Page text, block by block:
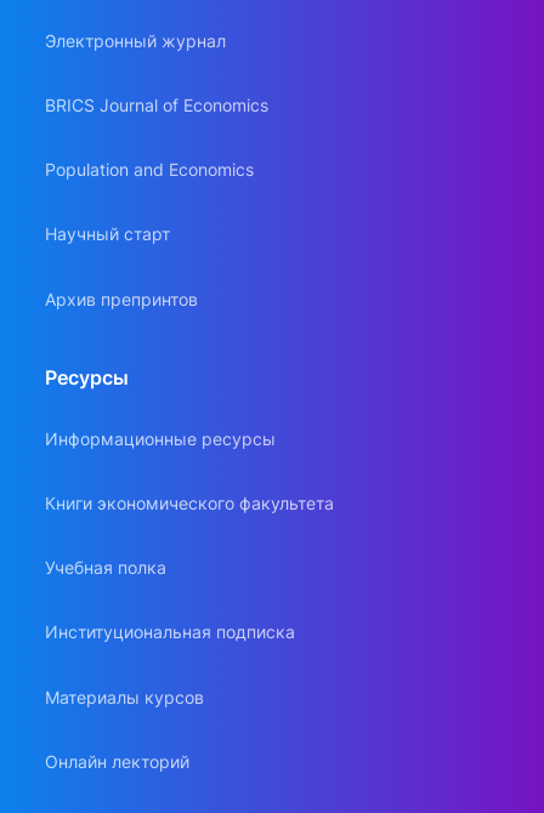
Электронный журнал
BRICS Journal of Economics
Population and Economics
Научный старт
Архив препринтов
Ресурсы
Информационные ресурсы
Книги экономического факультета
Учебная полка
Институциональная подписка
Материалы курсов
Онлайн лекторий